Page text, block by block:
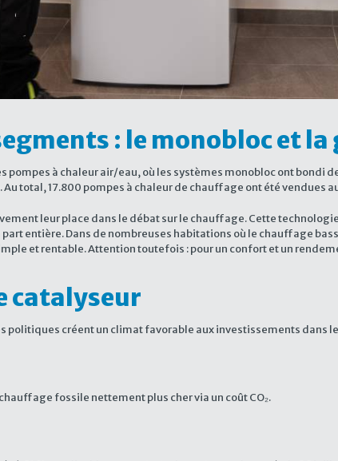
: le monobloc et
pompes à chaleur air/eau, où les systèmes monobloc ont
total, 17.800 pompes à chaleur de chauffage ont été vendues
leur place dans le débat sur le chauffage. Cette
entière. Dans de nombreuses habitations où le chauffage
et rentable. Attention toutefois : pour un confort et un
catalyseur
politiques créent un climat favorable aux investissements dans
fossile nettement plus cher via un coût CO₂.